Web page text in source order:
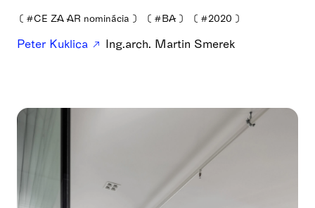
❪ #CE ZA AR nominácia ❫ ❪ #BA ❫ ❪ #2020 ❫
Peter Kuklica Ing.arch. Martin Smerek